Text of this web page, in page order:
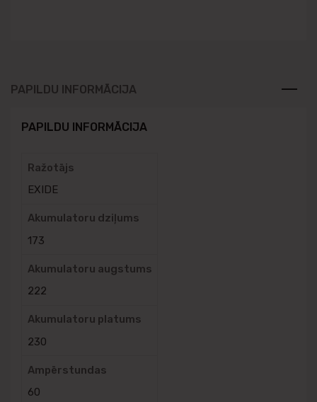
PAPILDU INFORMĀCIJA
PAPILDU INFORMĀCIJA
Ražotājs
EXIDE
Akumulatoru dziļums
173
Akumulatoru augstums
222
Akumulatoru platums
230
Ampērstundas
60